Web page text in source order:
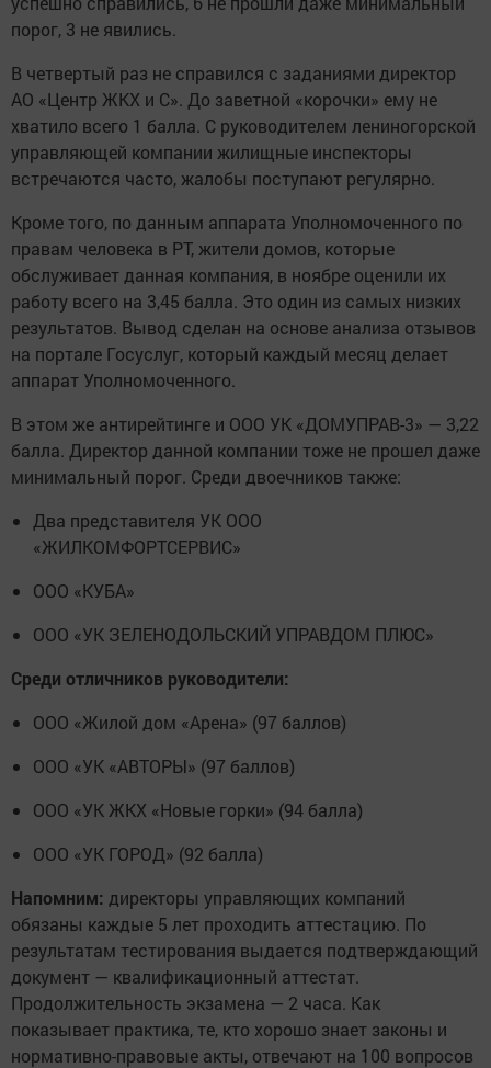
порог, 3 не явились.
В четвертый раз не справился с заданиями директор
АО «Центр ЖКХ и С». До заветной «корочки» ему не
хватило всего 1 балла. С руководителем лениногорской
управляющей компании жилищные инспекторы
встречаются часто, жалобы поступают регулярно.
Кроме того, по данным аппарата Уполномоченного по
правам человека в РТ, жители домов, которые
обслуживает данная компания, в ноябре оценили их
работу всего на 3,45 балла. Это один из самых низких
результатов. Вывод сделан на основе анализа отзывов
на портале Госуслуг, который каждый месяц делает
аппарат Уполномоченного.
В этом же антирейтинге и ООО УК «ДОМУПРАВ-3» — 3,22
балла. Директор данной компании тоже не прошел даже
минимальный порог. Среди двоечников также:
Два представителя УК ООО
«ЖИЛКОМФОРТСЕРВИС»
ООО «КУБА»
ООО «УК ЗЕЛЕНОДОЛЬСКИЙ УПРАВДОМ ПЛЮС»
Среди отличников руководители:
ООО «Жилой дом «Арена» (97 баллов)
ООО «УК «АВТОРЫ» (97 баллов)
ООО «УК ЖКХ «Новые горки» (94 балла)
ООО «УК ГОРОД» (92 балла)
Напомним: директоры управляющих компаний
обязаны каждые 5 лет проходить аттестацию. По
результатам тестирования выдается подтверждающий
документ — квалификационный аттестат.
Продолжительность экзамена — 2 часа. Как
показывает практика, те, кто хорошо знает законы и
нормативно-правовые акты, отвечают на 100 вопросов